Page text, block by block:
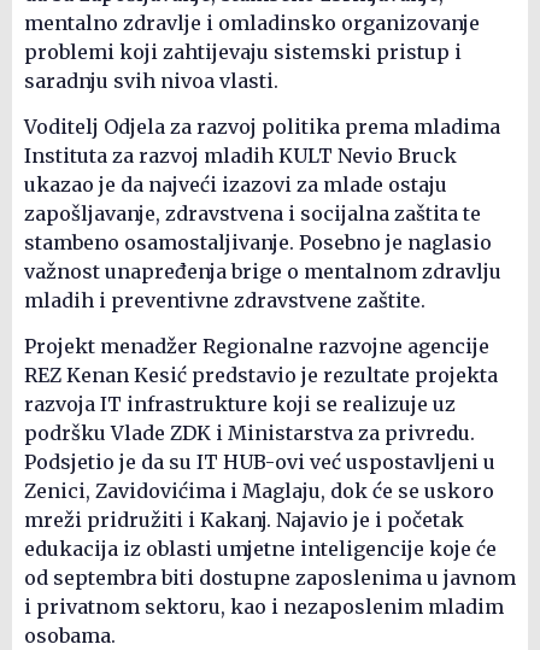
mentalno zdravlje i omladinsko organizovanje
problemi koji zahtijevaju sistemski pristup i
saradnju svih nivoa vlasti.
Voditelj Odjela za razvoj politika prema mladima
Instituta za razvoj mladih KULT Nevio Bruck
ukazao je da najveći izazovi za mlade ostaju
zapošljavanje, zdravstvena i socijalna zaštita te
stambeno osamostaljivanje. Posebno je naglasio
važnost unapređenja brige o mentalnom zdravlju
mladih i preventivne zdravstvene zaštite.
Projekt menadžer Regionalne razvojne agencije
REZ Kenan Kesić predstavio je rezultate projekta
razvoja IT infrastrukture koji se realizuje uz
podršku Vlade ZDK i Ministarstva za privredu.
Podsjetio je da su IT HUB-ovi već uspostavljeni u
Zenici, Zavidovićima i Maglaju, dok će se uskoro
mreži pridružiti i Kakanj. Najavio je i početak
edukacija iz oblasti umjetne inteligencije koje će
od septembra biti dostupne zaposlenima u javnom
i privatnom sektoru, kao i nezaposlenim mladim
osobama.